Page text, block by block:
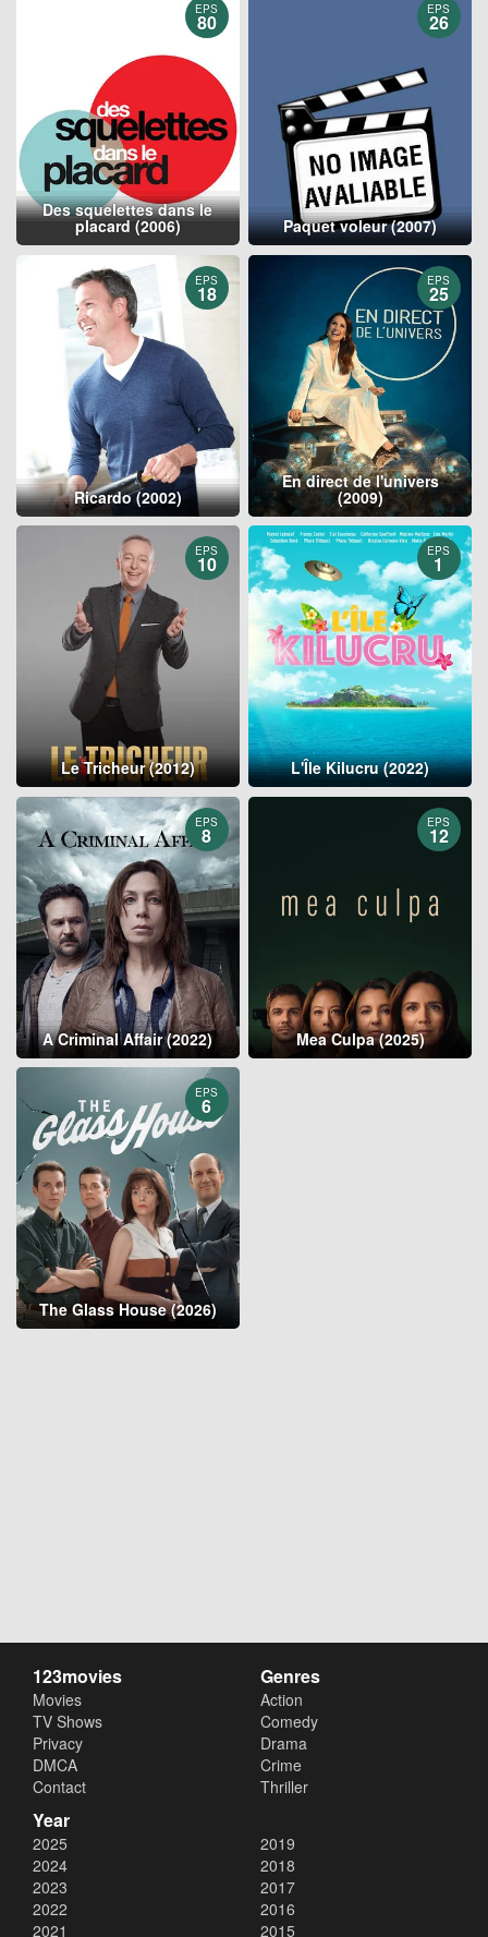
EPS
80
Des squelettes dans le
placard (2006)
EPS
26
Paquet voleur (2007)
EPS
18
Ricardo (2002)
EPS
25
En direct de l'univers
(2009)
EPS
10
Le Tricheur (2012)
EPS
1
L'Île Kilucru (2022)
EPS
8
A Criminal Affair (2022)
EPS
12
Mea Culpa (2025)
EPS
6
The Glass House (2026)
123movies
Movies
TV Shows
Privacy
DMCA
Contact
Genres
Action
Comedy
Drama
Crime
Thriller
Year
2025
2024
2023
2022
2021
2019
2018
2017
2016
2015